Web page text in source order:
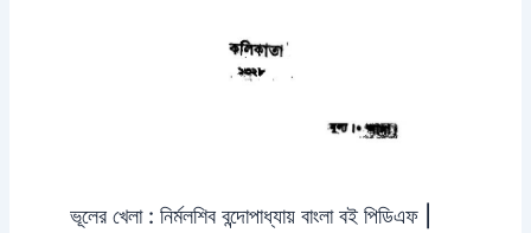
ভূলের খেলা : নির্মলশিব বন্দোপাধ্যায় বাংলা বই পিডিএফ |